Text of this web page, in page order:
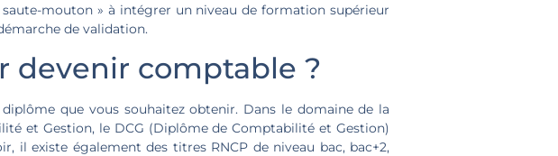
mouton » à intégrer un niveau de formation supérieur
de validation.
devenir comptable ?
que vous souhaitez obtenir. Dans le domaine de la
et Gestion, le DCG (Diplôme de Comptabilité et Gestion)
il existe également des titres RNCP de niveau bac, bac+2,